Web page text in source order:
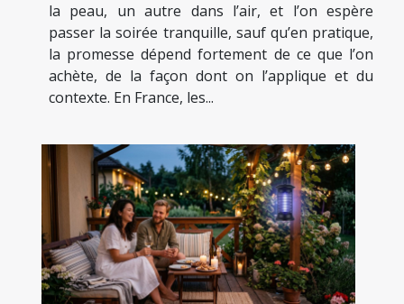
la peau, un autre dans l’air, et l’on espère
passer la soirée tranquille, sauf qu’en pratique,
la promesse dépend fortement de ce que l’on
achète, de la façon dont on l’applique et du
contexte. En France, les...